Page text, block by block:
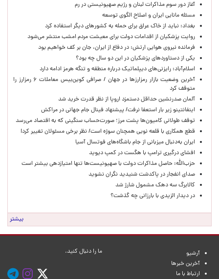
آغاز دور سوم مذاکرات لبنان و رژیم صهیونیستی در رم
مسئله مانایی ایران و اصلاح الگوی توسعه
بغداد: نباید از خاک عراق برای حمله به کشورهای دیگر استفاده کرد
روایت پزشکیان از اقدامات دولت برای معیشت مردم امشب منتشر می‌شود
فرمانده نیروی هوایی ارتش: در دفاع از ایران، جان بر کف خواهیم بود
یکی از دستاوردهای پزشکیان در این دو سال چه بود؟
اسلام‌آباد: رایزنی‌های دیپلماتیک درباره منطقه و تنگه هرمز ادامه دارد
آخرین وضعیت بازار رمزارزها در جهان / صرافی کوین‌بیس معاملات ۶ رمزارز را
متوقف کرد
آلمان صدرنشین حداقل دستمزد اروپا از نظر قدرت خرید شد
اینفانتینو زیر بار استعفا نرفت/ پیشنهاد فینال جام جهانی در مراکش
توقف طولانی کامیون‌ها پشت مرز؛ صورت‌حساب سنگینی که به اقتصاد می‌رسد
قطع همکاری با قلعه نویی همچنان سوژه است/ نظر برخی مسئولان تغییر کرد!
ایران به‌دنبال میزبانی از جام باشگاه‌های فوتسال آسیا
افشای درگیری ترامپ با هگست در کمپ دیوید
حزب‌الله: حاصل مذاکرات دولت با صهیونیست‌ها تنها امتیازدهی‌ بیشتر است
صدای انفجار در پاکدشت شنیدید نگران نشوید
کالابرگ سه دهک مشمول شارژ شد
در دیدار الزیدی با بارزانی چه گذشت؟
بیشتر
آرشیو
آخرین خبرها
ارتباط با ما
ما را دنبال کنید.